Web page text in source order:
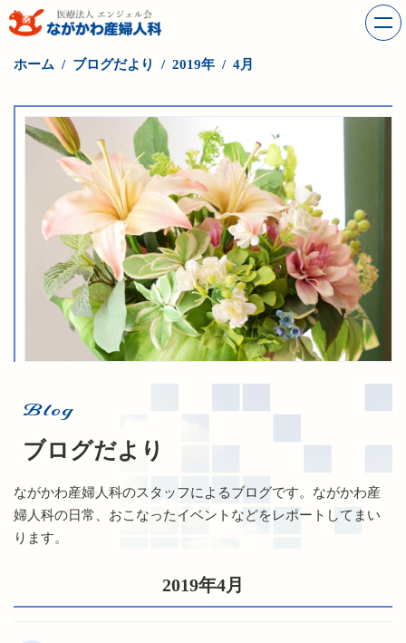
ホーム ブログだより 2019年 4月
Blog
ブログだより
ながかわ産婦人科のスタッフによるブログです。ながかわ産
婦人科の日常、おこなったイベントなどをレポートしてまい
ります。
2019年4月